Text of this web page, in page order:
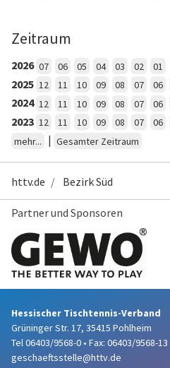
Zeitraum
2026 07 06 05 04 03 02 01
2025 12 11 10 09 08 07 06
2024 12 11 10 09 08 07 06
2023 12 11 10 09 08 07 06
mehr...
| Gesamter Zeitraum
httv.de Bezirk Süd
Partner und Sponsoren
Hessischer Tischtennis-Verband
Grüninger Str. 17, 35415 Pohlheim
Tel 06403/9568-0 • Fax: 06403/9568-13
geschaeftsstelle@httv.de